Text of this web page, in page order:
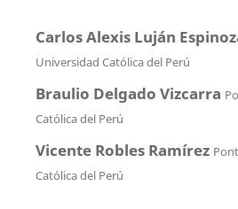
Carlos Alexis Luján
Universidad Católica del Perú
Braulio Delgado Vizcarra
Católica del Perú
Vicente Robles Ramírez
Católica del Perú